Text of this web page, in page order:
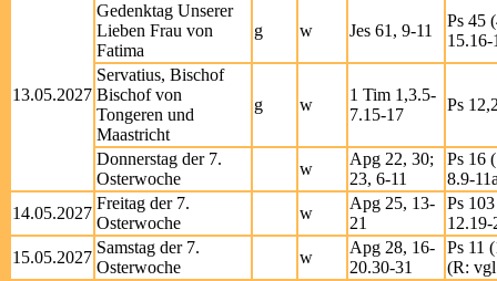
13.05.2027
Gedenktag Unserer
Lieben Frau von
Fatima
g w Jes 61, 9-11
Ps 45
15.16-
Servatius, Bischof
Bischof von
Tongeren und
Maastricht
g w
1 Tim 1,3.5-
7.15-17
Ps
Donnerstag der 7.
Osterwoche
w
Apg 22, 30;
23, 6-11
Ps 16
8.9-
14.05.2027
Freitag der 7.
Osterwoche
w
Apg 25, 13-
21
Ps
12.19-
15.05.2027
Samstag der 7.
Osterwoche
w
Apg 28, 16-
20.30-31
Ps 11
(R: